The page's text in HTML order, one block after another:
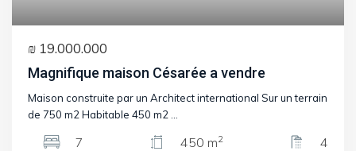
₪ 19.000.000
Magnifique maison Césarée a vendre
Maison construite par un Architect international Sur un terrain
de 750 m2 Habitable 450 m2
7 450 m2 4